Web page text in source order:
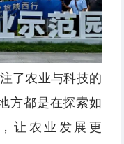
了农业与科技的
方都是在探索如
让农业发展更